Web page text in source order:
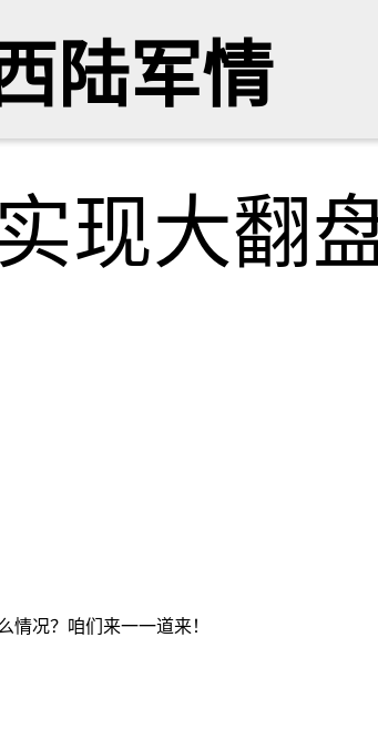
陆军情
现大翻
情况？咱们来一一道来！